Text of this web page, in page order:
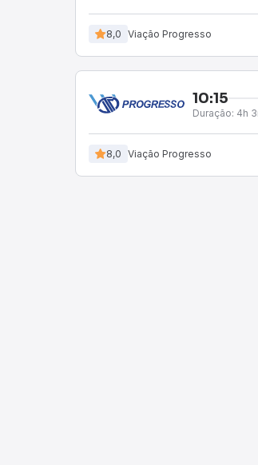
8,0 Viação Progresso
10:15
Duração: 4h
8,0 Viação Progresso